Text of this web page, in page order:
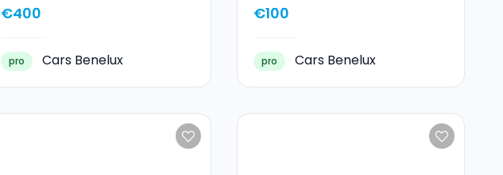
€400
pro Cars Benelux
€100
pro Cars Benelux